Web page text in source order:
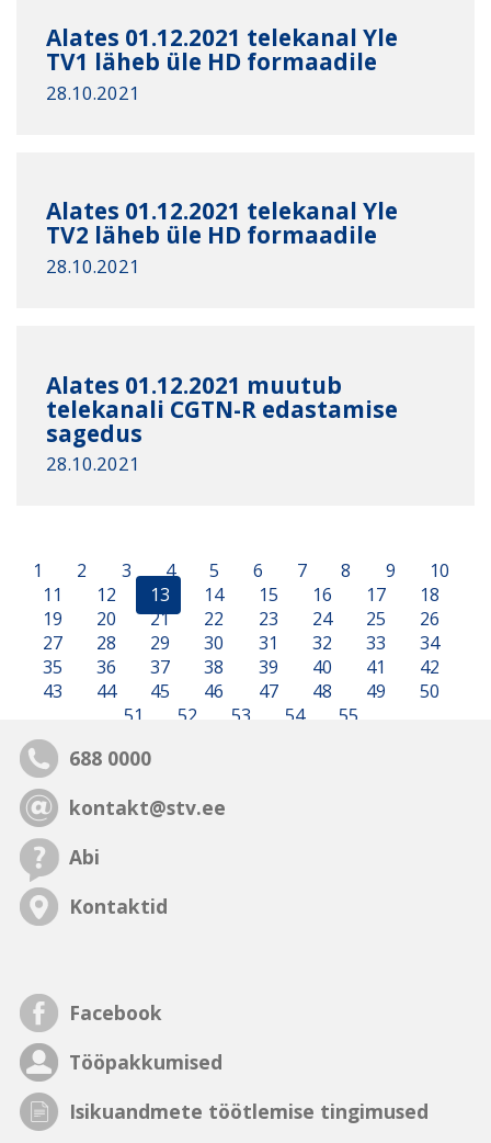
Alates 01.12.2021 telekanal Yle
TV1 läheb üle HD formaadile
28.10.2021
Alates 01.12.2021 telekanal Yle
TV2 läheb üle HD formaadile
28.10.2021
Alates 01.12.2021 muutub
telekanali CGTN-R edastamise
sagedus
28.10.2021
1 2 3 4 5 6 7 8 9
10
11
12 13 14 15 16 17
18
19
20 21 22 23 24 25
26
27
28 29 30 31 32 33
34
35
36 37 38 39 40 41
42
43
44 45 46 47 48 49
50
51
52 53 54 55
688 0000
kontakt@stv.ee
Abi
Kontaktid
Facebook
Tööpakkumised
Isikuandmete töötlemise tingimused